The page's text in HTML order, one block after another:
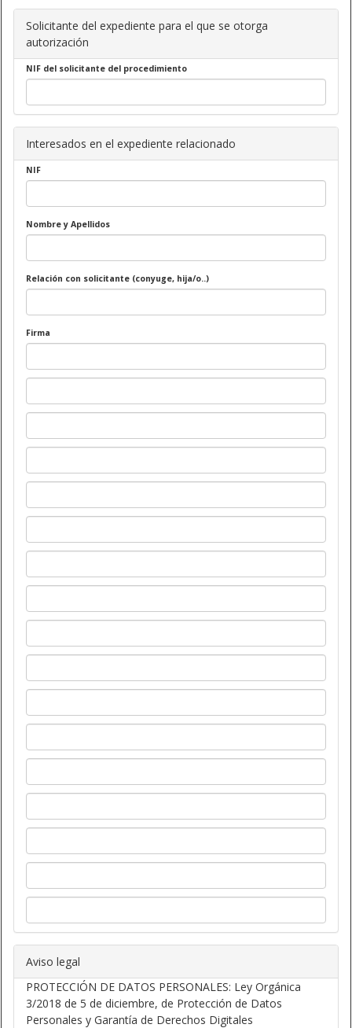
Solicitante del expediente para el que se otorga
autorización
NIF del solicitante del procedimiento
Interesados en el expediente relacionado
NIF
Nombre y Apellidos
Relación con solicitante (conyuge, hija/o..)
Firma
Aviso legal
PROTECCIÓN DE DATOS PERSONALES: Ley Orgánica
3/2018 de 5 de diciembre, de Protección de Datos
Personales y Garantía de Derechos Digitales